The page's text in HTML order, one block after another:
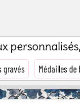
gravés Médailles de